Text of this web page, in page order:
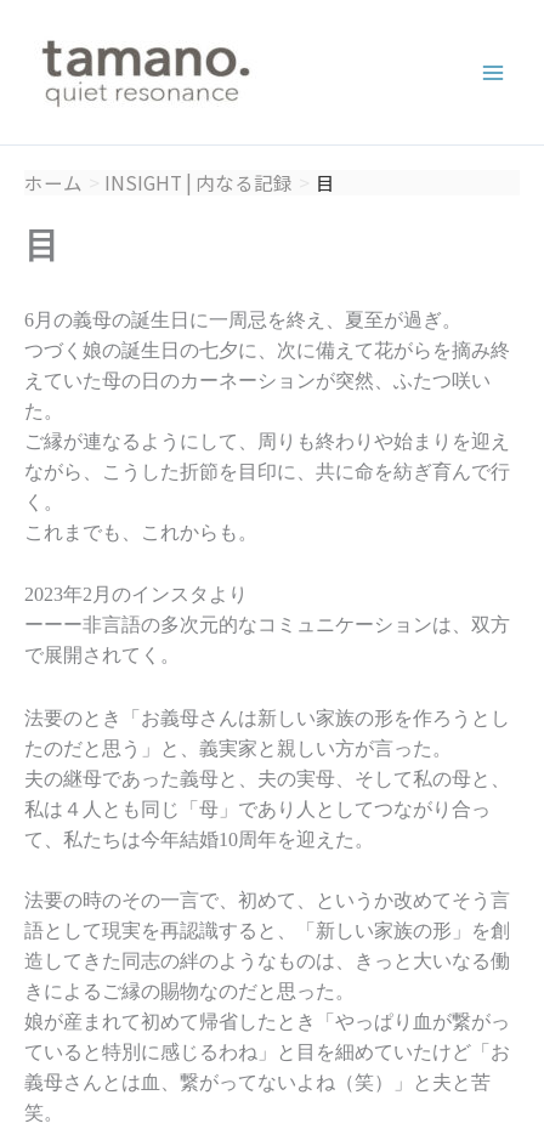
ホーム INSIGHT | 内なる記録 目
目
6月の義母の誕生日に一周忌を終え、夏至が過ぎ。
つづく娘の誕生日の七夕に、次に備えて花がらを摘み終
えていた母の日のカーネーションが突然、ふたつ咲い
た。
ご縁が連なるようにして、周りも終わりや始まりを迎え
ながら、こうした折節を目印に、共に命を紡ぎ育んで行
く。
これまでも、これからも。
2023年2月のインスタより
ーーー非言語の多次元的なコミュニケーションは、双方
で展開されてく。
法要のとき「お義母さんは新しい家族の形を作ろうとし
たのだと思う」と、義実家と親しい方が言った。
夫の継母であった義母と、夫の実母、そして私の母と、
私は４人とも同じ「母」であり人としてつながり合っ
て、私たちは今年結婚10周年を迎えた。
法要の時のその一言で、初めて、というか改めてそう言
語として現実を再認識すると、「新しい家族の形」を創
造してきた同志の絆のようなものは、きっと大いなる働
きによるご縁の賜物なのだと思った。
娘が産まれて初めて帰省したとき「やっぱり血が繋がっ
ていると特別に感じるわね」と目を細めていたけど「お
義母さんとは血、繋がってないよね（笑）」と夫と苦
笑。